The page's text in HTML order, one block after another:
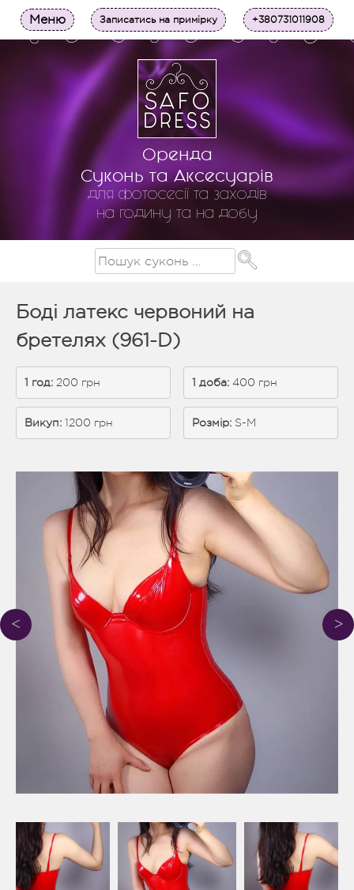
Оренда
Суконь та Аксесуарів
для фотосесії та заходів
на годину та на добу
Меню Записатись на примірку +380731011908
Боді латекс червоний на
бретелях (961-D)
1 год: 200 грн 1 доба: 400 грн
Викуп: 1200 грн Розмір: S-M